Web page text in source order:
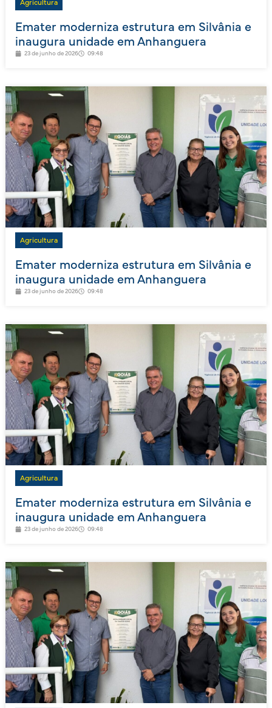
Agricultura
Emater moderniza estrutura em Silvânia e
inaugura unidade em Anhanguera
23 de junho de 2026 09:48
Agricultura
Emater moderniza estrutura em Silvânia e
inaugura unidade em Anhanguera
23 de junho de 2026 09:48
Agricultura
Emater moderniza estrutura em Silvânia e
inaugura unidade em Anhanguera
23 de junho de 2026 09:48